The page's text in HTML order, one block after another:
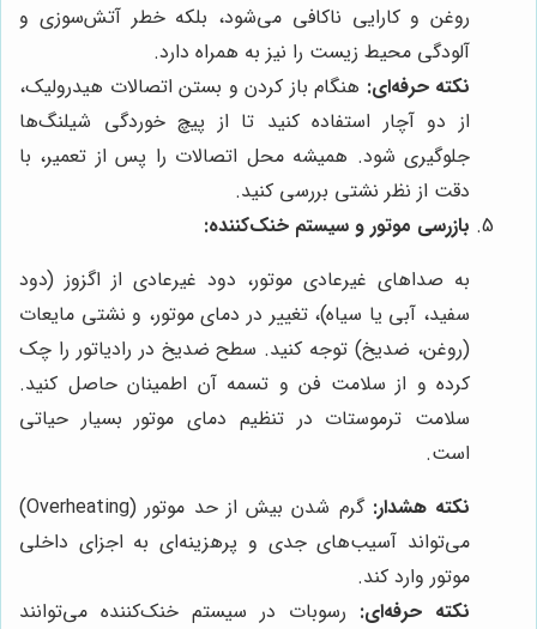
روغن و کارایی ناکافی می‌شود، بلکه خطر آتش‌سوزی و
آلودگی محیط زیست را نیز به همراه دارد.
نکته حرفه‌ای: هنگام باز کردن و بستن اتصالات هیدرولیک،
از دو آچار استفاده کنید تا از پیچ خوردگی شیلنگ‌ها
جلوگیری شود. همیشه محل اتصالات را پس از تعمیر، با
دقت از نظر نشتی بررسی کنید.
بازرسی موتور و سیستم خنک‌کننده:
به صداهای غیرعادی موتور، دود غیرعادی از اگزوز (دود
سفید، آبی یا سیاه)، تغییر در دمای موتور، و نشتی مایعات
(روغن، ضدیخ) توجه کنید. سطح ضدیخ در رادیاتور را چک
کرده و از سلامت فن و تسمه آن اطمینان حاصل کنید.
سلامت ترموستات در تنظیم دمای موتور بسیار حیاتی
است.
نکته هشدار:
گرم شدن بیش از حد موتور (Overheating)
می‌تواند آسیب‌های جدی و پرهزینه‌ای به اجزای داخلی
موتور وارد کند.
نکته حرفه‌ای: رسوبات در سیستم خنک‌کننده می‌توانند